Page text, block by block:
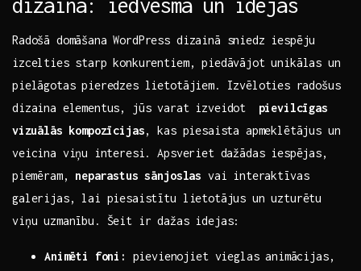
dizainā: iedvesma un idejas
Radošā domāšana WordPress​ dizainā sniedz iespēju
izcelties starp ‍konkurentiem, piedāvājot unikālas un⁣
pielāgotas pieredzes lietotājiem. Izvēloties⁢ radošus
dizaina elementus, jūs​ varat izveidot ⁢ pievilcīgas
⁣vizuālās kompozīcijas, kas piesaista apmeklētājus un
veicina viņu ⁤interesi. Apsveriet dažādas iespējas,
⁣piemēram, neparastus sānjoslas vai interaktīvas
galerijas, lai piesaistītu lietotājus un‍ uzturētu
viņu uzmanību. Šeit ir dažas idejas:
Animēti foni:
⁣pievienojiet vieglas animācijas,